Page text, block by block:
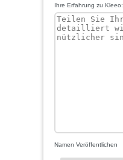
Ihre Erfahrung zu Kleeo:
Namen Veröffentlichen